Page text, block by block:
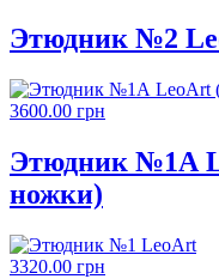
Этюдник №2
3600.00 грн
Этюдник №1А
ножки)
3320.00 грн